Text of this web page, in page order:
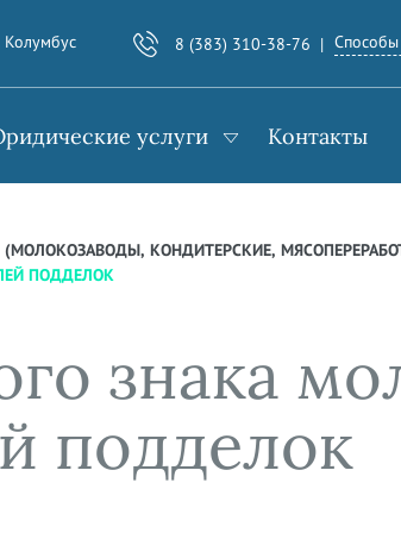
Колумбус 8 (383) 310-38-76 Способы
услуги Контакты
КОНДИТЕРСКИЕ,
ПОДДЕЛОК
знака
подделок